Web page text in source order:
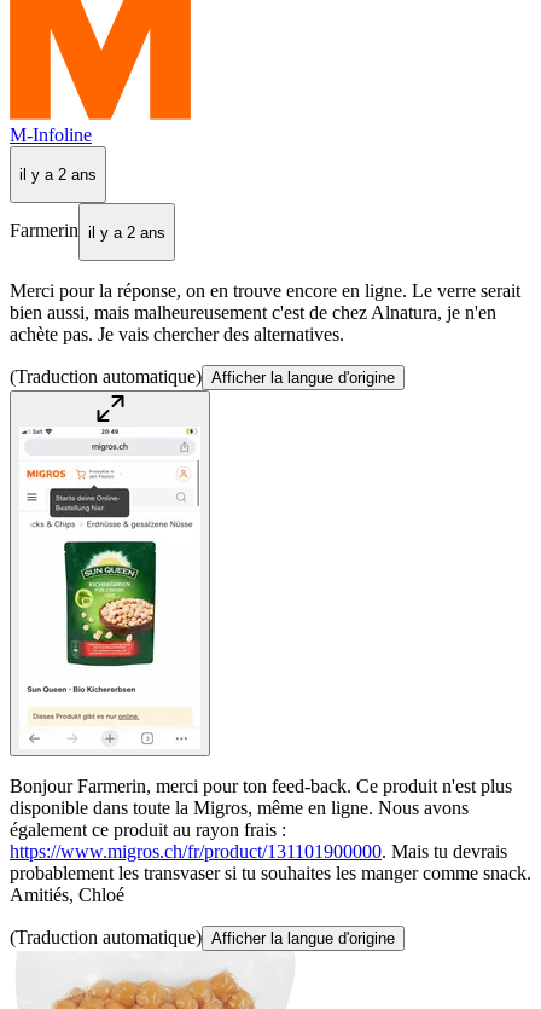
M-Infoline
il y a 2 ans
Farmerin il y a 2 ans
Merci pour la réponse, on en trouve encore en ligne. Le verre serait
bien aussi, mais malheureusement c'est de chez Alnatura, je n'en
achète pas. Je vais chercher des alternatives.
(Traduction automatique) Afficher la langue d'origine
Bonjour Farmerin, merci pour ton feed-back. Ce produit n'est plus
disponible dans toute la Migros, même en ligne. Nous avons
également ce produit au rayon frais :
https://www.migros.ch/fr/product/131101900000. Mais tu devrais
probablement les transvaser si tu souhaites les manger comme snack.
Amitiés, Chloé
(Traduction automatique) Afficher la langue d'origine